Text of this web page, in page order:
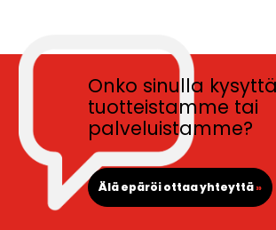
Onko sinulla
tuotteistamme tai
palveluistamme?
Älä epäröi ottaa yhteyttä»